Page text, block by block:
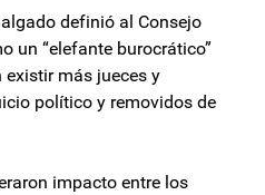
definió al Consejo
un “elefante burocrático”
existir más jueces y
político y removidos de
impacto entre los